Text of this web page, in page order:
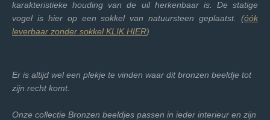
karakteristieke houding van de uil herkenbaar is. De statige
vogel is hier op een sokkel van natuursteen geplaatst. (óók
leverbaar zonder sokkel KLIK HIER)
Er is altijd wel een plekje te vinden waar dit bronzen beeldje tot
zijn recht komt.
Onze collectie Bronzen beeldjes passen in ieder interieur en zijn